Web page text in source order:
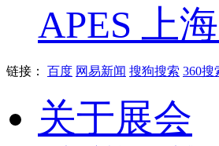
APES 上
链接： 百度 网易新闻 搜狗搜索 360搜
关于展会